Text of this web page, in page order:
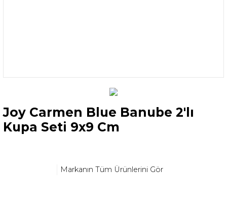
Joy Carmen Blue Banube 2'lı
Kupa Seti 9x9 Cm
Markanın Tüm Ürünlerini Gör